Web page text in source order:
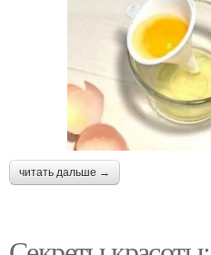
читать дальше →